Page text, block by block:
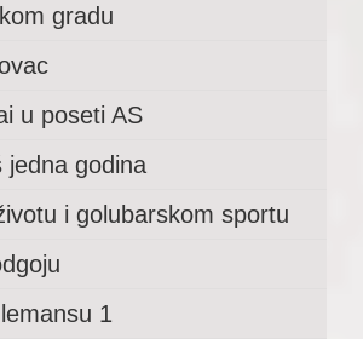
gradu
u poseti AS
jedna godina
i golubarskom sportu
1